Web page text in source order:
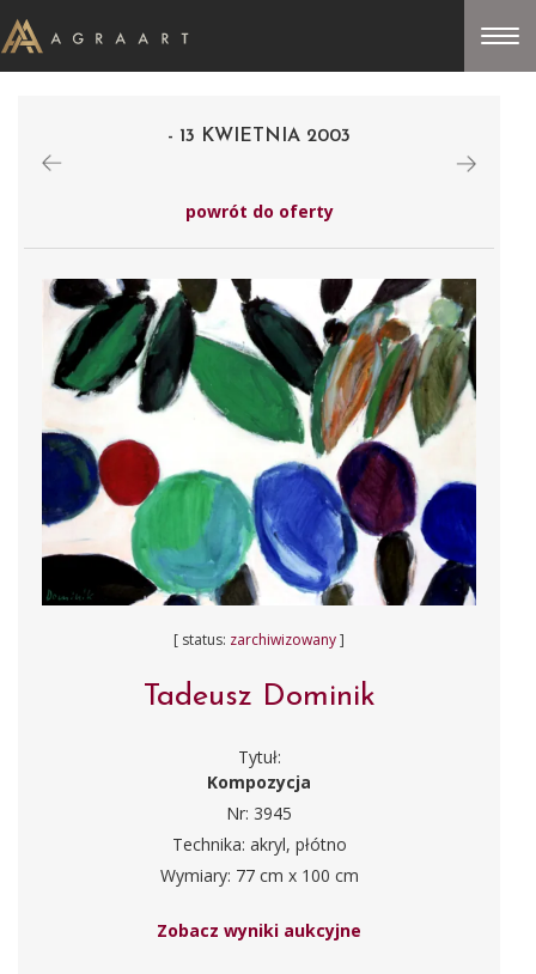
- 13 KWIETNIA 2003
powrót do oferty
[ status: zarchiwizowany]
Tadeusz Dominik
Tytuł:
Kompozycja
Nr: 3945
Technika: akryl, płótno
Wymiary: 77 cm x 100 cm
Zobacz wyniki aukcyjne